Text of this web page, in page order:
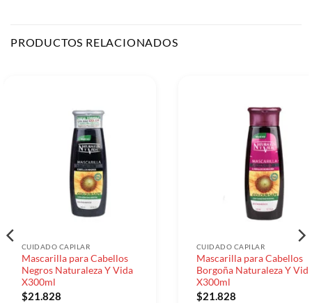
PRODUCTOS RELACIONADOS
CUIDADO CAPILAR
Mascarilla para Cabellos
Negros Naturaleza Y Vida
X300ml
$21.828
CUIDADO CAPILAR
Mascarilla para Cabellos
Borgoña Naturaleza Y
X300ml
$21.828